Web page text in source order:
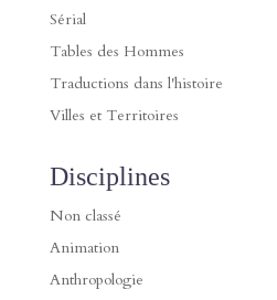
Sérial
Tables des Hommes
Traductions dans l'histoire
Villes et Territoires
Disciplines
Non classé
Animation
Anthropologie